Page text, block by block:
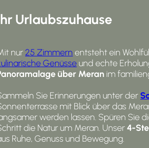
Urlaubszuhause
nur25 Zimmern entsteht ein
Genüsseund echte
über Meran im
Sie Erinnerungen unter der
mit Blick über das
werden lassen. Spüren Sie
die Natur um Meran. Unser4-
Ruhe, Genuss und Bewegung.